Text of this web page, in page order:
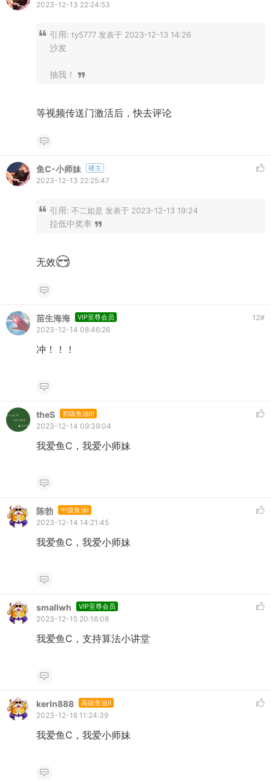
2023-12-13 22:24:53
引用: ty5777 发表于 2023-12-13 14:26
沙发
抽我！
等视频传送门激活后，快去评论
鱼C-小师妹 楼主
2023-12-13 22:25:47
引用: 不二如是 发表于 2023-12-13 19:24
拉低中奖率
无效
苗生海海 VIP至尊会员 12#
2023-12-14 08:46:26
冲！！！
theS 初级鱼油III
2023-12-14 09:39:04
我爱鱼C，我爱小师妹
陈勃 中级鱼油I
2023-12-14 14:21:45
我爱鱼C，我爱小师妹
smallwh VIP至尊会员
2023-12-15 20:16:08
我爱鱼C，支持算法小讲堂
kerln888 高级鱼油II
2023-12-16 11:24:39
我爱鱼C，我爱小师妹